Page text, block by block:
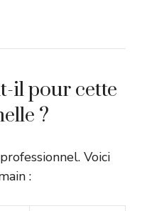
il pour cette
?
Voici
: